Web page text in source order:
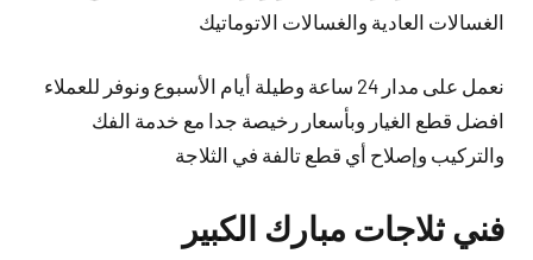
الغسالات العادية والغسالات الاتوماتيك
نعمل على مدار 24 ساعة وطيلة أيام الأسبوع ونوفر للعملاء
افضل قطع الغيار وبأسعار رخيصة جدا مع خدمة الفك
والتركيب وإصلاح أي قطع تالفة في الثلاجة
فني ثلاجات مبارك الكبير